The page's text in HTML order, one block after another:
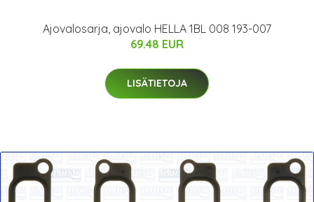
Ajovalosarja, ajovalo HELLA 1BL 008 193-007
69.48 EUR
LISÄTIETOJA